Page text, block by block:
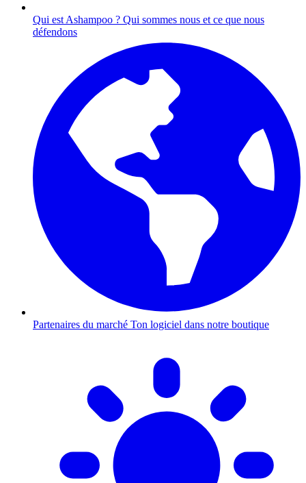
Qui est Ashampoo ? Qui sommes nous et ce que nous
défendons
Partenaires du marché Ton logiciel dans notre boutique